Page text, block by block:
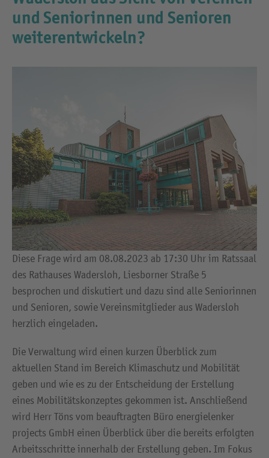
und Seniorinnen und Senioren
weiterentwickeln?
Diese Frage wird am 08.08.2023 ab 17:30 Uhr im Ratssaal
des Rathauses Wadersloh, Liesborner Straße 5
besprochen und diskutiert und dazu sind alle Seniorinnen
und Senioren, sowie Vereinsmitglieder aus Wadersloh
herzlich eingeladen.
Die Verwaltung wird einen kurzen Überblick zum
aktuellen Stand im Bereich Klimaschutz und Mobilität
geben und wie es zu der Entscheidung der Erstellung
eines Mobilitätskonzeptes gekommen ist. Anschließend
wird Herr Töns vom beauftragten Büro energielenker
projects GmbH einen Überblick über die bereits erfolgten
Arbeitsschritte innerhalb der Erstellung geben. Im Fokus